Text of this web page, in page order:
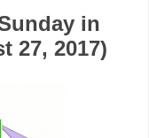
in
27, 2017)